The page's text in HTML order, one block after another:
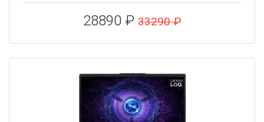
28890 ₽ 33290 ₽